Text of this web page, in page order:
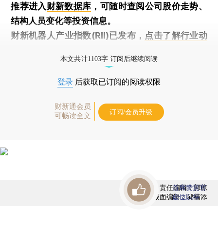
推荐进入财新数据库 ，可随时查阅公司股价走势、
结构人员变化等投资信息。
财新机器人产业指数(RII)已发布， 点击了解行业动
本文共计1103字 订阅后继续阅读
登录 后获取已订阅的阅读权限
财新通会员
可畅读全文
订阅/会员升级
责任编辑：郭琼
版面编辑：邱楠添
首席赞赏官
虚位以待